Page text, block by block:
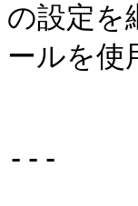
の設定
ールを使
---